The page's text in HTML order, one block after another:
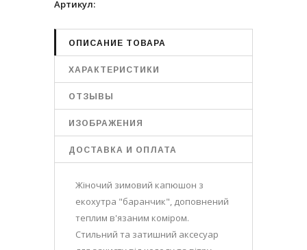
Артикул:
ОПИСАНИЕ ТОВАРА
ХАРАКТЕРИСТИКИ
ОТЗЫВЫ
ИЗОБРАЖЕНИЯ
ДОСТАВКА И ОПЛАТА
Жіночий зимовий капюшон з
екохутра "баранчик", доповнений
теплим в'язаним коміром.
Стильний та затишний аксесуар